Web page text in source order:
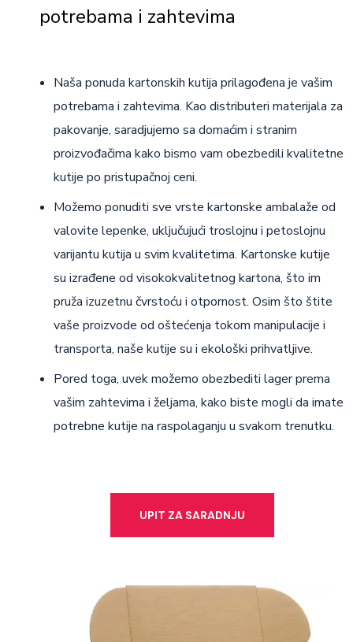
potrebama i zahtevima
Naša ponuda kartonskih kutija prilagođena je vašim
potrebama i zahtevima. Kao distributeri materijala za
pakovanje, saradjujemo sa domaćim i stranim
proizvođačima kako bismo vam obezbedili kvalitetne
kutije po pristupačnoj ceni.
Možemo ponuditi sve vrste kartonske ambalaže od
valovite lepenke, uključujući troslojnu i petoslojnu
varijantu kutija u svim kvalitetima. Kartonske kutije
su izrađene od visokokvalitetnog kartona, što im
pruža izuzetnu čvrstoću i otpornost. Osim što štite
vaše proizvode od oštećenja tokom manipulacije i
transporta, naše kutije su i ekološki prihvatljive.
Pored toga, uvek možemo obezbediti lager prema
vašim zahtevima i željama, kako biste mogli da imate
potrebne kutije na raspolaganju u svakom trenutku.
UPIT ZA SARADNJU